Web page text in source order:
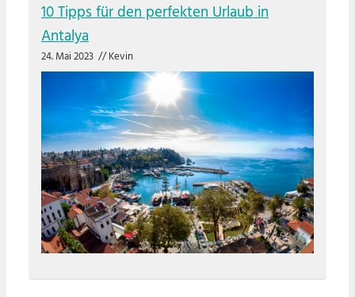
10 Tipps für den perfekten Urlaub in
Antalya
24. Mai 2023 //Kevin